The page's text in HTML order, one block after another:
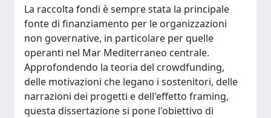
La raccolta fondi è sempre stata la principale
fonte di finanziamento per le organizzazioni
non governative, in particolare per quelle
operanti nel Mar Mediterraneo centrale.
Approfondendo la teoria del crowdfunding,
delle motivazioni che legano i sostenitori, delle
narrazioni dei progetti e dell'effetto framing,
questa dissertazione si pone l'obiettivo di